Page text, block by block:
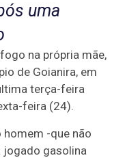
uma
na própria mãe,
de Goianira, em
terça-feira
feira (24).
homem -que não
jogado gasolina